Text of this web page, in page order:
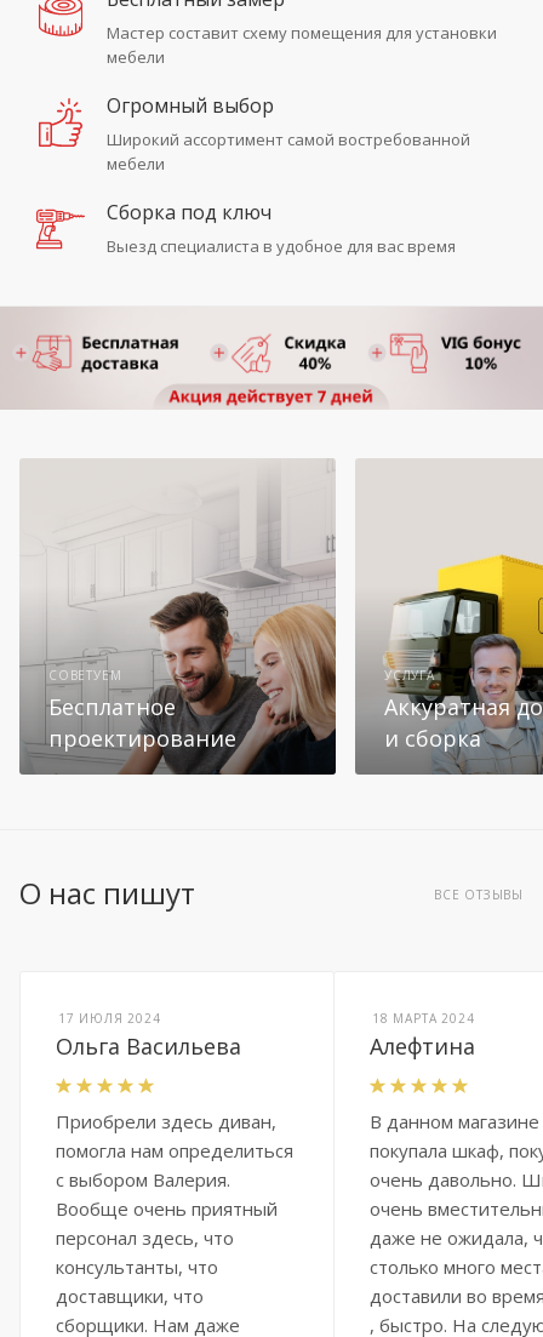
Мастер составит схему помещения для установки
мебели
Огромный выбор
Широкий ассортимент самой востребованной
мебели
Сборка под ключ
Выезд специалиста в удобное для вас время
СОВЕТУЕМ
Бесплатное
проектирование
УСЛУГА
Аккуратная
и сборка
О нас пишут ВСЕ ОТЗЫВЫ
17 ИЮЛЯ 2024
Ольга Васильева
Приобрели здесь диван,
помогла нам определиться
с выбором Валерия.
Вообще очень приятный
персонал здесь, что
консультанты, что
доставщики, что
сборщики. Нам даже
18 МАРТА 2024
Алефтина
В данном магазине
покупала шкаф,
очень давольно.
очень
даже не ожидала,
столько много
доставили во
, быстро. На